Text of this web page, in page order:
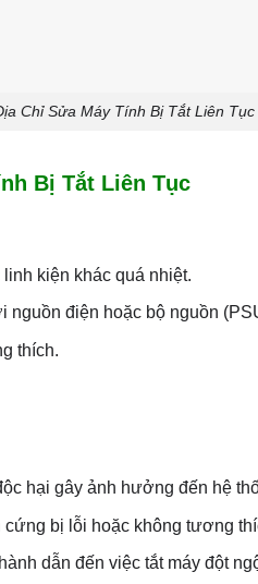
Chỉ Sửa Máy Tính Bị Tắt Liên Tục
Bị Tắt Liên Tục
kiện khác quá nhiệt.
nguồn điện hoặc bộ nguồn
thích.
hại gây ảnh hưởng đến hệ
bị lỗi hoặc không tương
dẫn đến việc tắt máy đột